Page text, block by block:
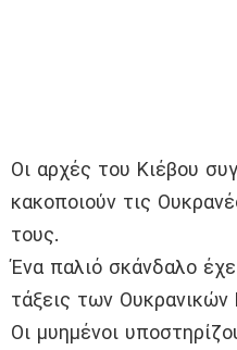
Οι αρχές του Κιέβου
κακοποιούν τις
τους.
Ένα παλιό σκάνδαλο
τάξεις των
Οι μυημένοι